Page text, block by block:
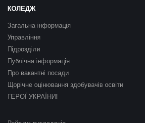
КОЛЕДЖ
Загальна інформація
Управління
Підрозділи
Публічна інформація
Про вакантні посади
Щорічне оцінювання здобувачів освіти
ГЕРОЇ УКРАЇНИ!